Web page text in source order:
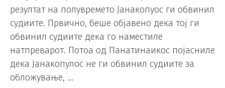
резултат на полувремето Јанакопуос ги обвинил
судиите. Првично, беше објавено дека тој ги
обвинил судиите дека го наместиле
натпреварот. Потоа од Панатинаикос појасниле
дека Јанакопулос не ги обвинил судиите за
обложување, …